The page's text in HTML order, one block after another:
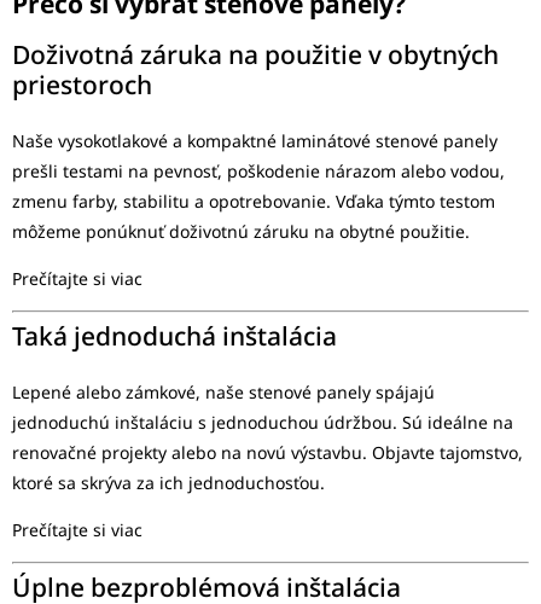
Doživotná záruka na použitie v obytných
priestoroch
Naše vysokotlakové a kompaktné laminátové stenové panely
prešli testami na pevnosť, poškodenie nárazom alebo vodou,
zmenu farby, stabilitu a opotrebovanie. Vďaka týmto testom
môžeme ponúknuť doživotnú záruku na obytné použitie.
Prečítajte si viac
Taká jednoduchá inštalácia
Lepené alebo zámkové, naše stenové panely spájajú
jednoduchú inštaláciu s jednoduchou údržbou. Sú ideálne na
renovačné projekty alebo na novú výstavbu. Objavte tajomstvo,
ktoré sa skrýva za ich jednoduchosťou.
Prečítajte si viac
Úplne bezproblémová inštalácia